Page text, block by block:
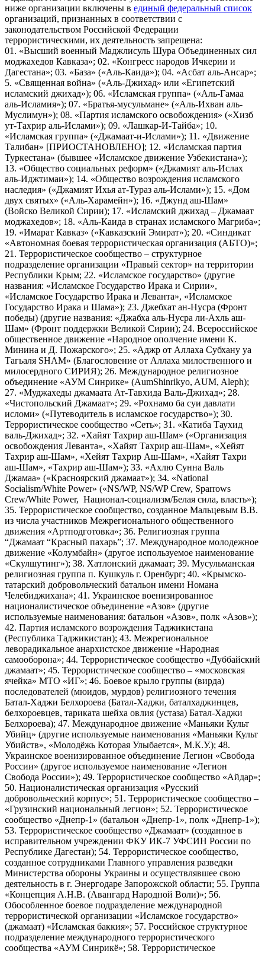
ниже организации включены в единый федеральный список
организаций, признанных в соответствии с
законодательством Российской Федерации
террористическими, их деятельность запрещена:
01. «Высший военный Маджлисуль Шура Объединенных сил
моджахедов Кавказа»; 02. «Конгресс народов Ичкерии и
Дагестана»; 03. «База» («Аль-Каида»); 04. «Асбат аль-Ансар»;
5. «Священная война» («Аль-Джихад» или «Египетский
исламский джихад»); 06. «Исламская группа» («Аль-Гамаа
аль-Исламия»); 07. «Братья-мусульмане» («Аль-Ихван аль-
Муслимун»); 08. «Партия исламского освобождения» («Хизб
ут-Тахрир аль-Ислами»); 09. «Лашкар-И-Тайба»; 10.
«Исламская группа» («Джамаат-и-Ислами»); 11. «Движение
Талибан» [ПРИОСТАНОВЛЕНО]; 12. «Исламская партия
Туркестана» (бывшее «Исламское движение Узбекистана»);
13. «Общество социальных реформ» («Джамият аль-Ислах
аль-Иджтимаи»); 14. «Общество возрождения исламского
наследия» («Джамият Ихья ат-Тураз аль-Ислами»); 15. «Дом
двух святых» («Аль-Харамейн»); 16. «Джунд аш-Шам»
(Войско Великой Сирии); 17. «Исламский джихад – Джамаат
моджахедов»; 18. «Аль-Каида в странах исламского Магриба»;
19. «Имарат Кавказ» («Кавказский Эмират»); 20. «Синдикат
«Автономная боевая террористическая организация (АБТО)»;
21. Террористическое сообщество – структурное
подразделение организации «Правый сектор» на территории
Республики Крым; 22. «Исламское государство» (другие
названия: «Исламское Государство Ирака и Сирии»,
«Исламское Государство Ирака и Леванта», «Исламское
Государство Ирака и Шама»); 23. Джебхат ан-Нусра (Фронт
победы) (другие названия: «Джабха аль-Нусра ли-Ахль аш-
Шам» (Фронт поддержки Великой Сирии); 24. Всероссийское
общественное движение «Народное ополчение имени К.
Минина и Д. Пожарского»; 25. «Аджр от Аллаха Субхану уа
Тагьаля SHAM» (Благословение от Аллаха милоственного и
милосердного СИРИЯ); 26. Международное религиозное
объединение «АУМ Синрике» (AumShinrikyo, AUM, Aleph);
27. «Муджахеды джамаата Ат-Тавхида Валь-Джихад»; 28.
«Чистопольский Джамаат»; 29. «Рохнамо ба суи давлати
исломи» («Путеводитель в исламское государство»); 30.
Террористическое сообщество «Сеть»; 31. «Катиба Таухид
валь-Джихад»; 32. «Хайят Тахрир аш-Шам» («Организация
освобождения Леванта», «Хайят Тахрир аш-Шам», «Хейят
Тахрир аш-Шам», «Хейят Тахрир Аш-Шам», «Хайят Тахри
аш-Шам», «Тахрир аш-Шам»); 33. «Ахлю Сунна Валь
Джамаа» («Красноярский джамаат»); 34. «National
Socialism/White Power» («NS/WP, NS/WP Crew, Sparrows
Crew/White Power, Национал-социализм/Белая сила, власть»);
35. Террористическое сообщество, созданное Мальцевым В.В.
из числа участников Межрегионального общественного
движения «Артподготовка»; 36. Религиозная группа
“Джамаат “Красный пахарь”; 37. Международное молодежное
движение «Колумбайн» (другое используемое наименование
«Скулшутинг»); 38. Хатлонский джамаат; 39. Мусульманская
религиозная группа п. Кушкуль г. Оренбург; 40. «Крымско-
татарский добровольческий батальон имени Номана
Челебиджихана»; 41. Украинское военизированное
националистическое объединение «Азов» (другие
используемые наименования: батальон «Азов», полк «Азов»);
42. Партия исламского возрождения Таджикистана
(Республика Таджикистан); 43. Межрегиональное
леворадикальное анархистское движение «Народная
самооборона»; 44. Террористическое сообщество «Дуббайский
джамаат»; 45. Террористическое сообщество – «московская
ячейка» МТО «ИГ»; 46. Боевое крыло группы (вирда)
последователей (мюидов, мурдов) религиозного течения
Батал-Хаджи Белхороева (Батал-Хаджи, баталхаджинцев,
белхороевцев, тариката шейха овлия (устаза) Батал-Хаджи
Белхороева); 47. Международное движение «Маньяки Культ
Убийц» (другие используемые наименования «Маньяки Культ
Убийств», «Молодёжь Которая Улыбается», М.К.У.); 48.
Украинское военизированное объединение Легион «Свобода
России» (другое используемое наименование «Легион
Свобода России»); 49. Террористическое сообщество «Айдар»;
50. Националистическая организация «Русский
добровольческий корпус»; 51. Террористическое сообщество –
«Грузинский национальный легион»; 52. Террористическое
сообщество «Днепр-1» (батальон «Днепр-1», полк «Днепр-1»);
53. Террористическое сообщество «Джамаат» (созданное в
исправительном учреждении ФКУ ИК-7 УФСИН России по
Республике Дагестан); 54. Террористическое сообщество,
созданное сотрудниками Главного управления разведки
Министерства обороны Украины и осуществлявшее свою
деятельность в г. Энергодаре Запорожской области; 55. Группа
«Концепция А.Н.В. (Авангард Народной Воли)»; 56.
Обособленное боевое подразделение международной
террористической организации «Исламское государство»
(джамаат) «Исламская баккия»; 57. Российское структурное
подразделение международного террористического
сообщества «АУМ Синрикё»; 58. Террористическое